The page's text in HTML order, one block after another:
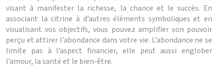
visant à manifester la richesse, la chance et le succès. En
associant la citrine à d’autres éléments symboliques et en
visualisant vos objectifs, vous pouvez amplifier son pouvoir
perçu et attirer l’abondance dans votre vie. L’abondance ne se
limite pas à l’aspect financier, elle peut aussi englober
l’amour, la santé et le bien-être.